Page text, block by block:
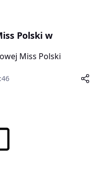
Polski w
Miss Polski